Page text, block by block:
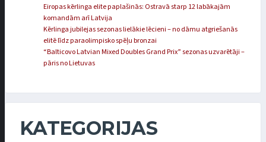
Eiropas kērlinga elite paplašinās: Ostravā starp 12 labākajām
komandām arī Latvija
Kērlinga jubilejas sezonas lielākie lēcieni – no dāmu atgriešanās
elitē līdz paraolimpisko spēļu bronzai
“Balticovo Latvian Mixed Doubles Grand Prix” sezonas uzvarētāji –
pāris no Lietuvas
KATEGORIJAS